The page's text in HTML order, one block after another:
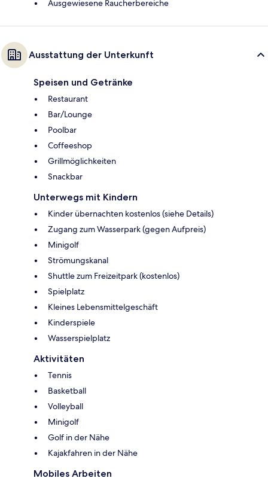
Ausgewiesene Raucherbereiche
Ausstattung der Unterkunft
Speisen und Getränke
Restaurant
Bar/Lounge
Poolbar
Coffeeshop
Grillmöglichkeiten
Snackbar
Unterwegs mit Kindern
Kinder übernachten kostenlos (siehe Details)
Zugang zum Wasserpark (gegen Aufpreis)
Minigolf
Strömungskanal
Shuttle zum Freizeitpark (kostenlos)
Spielplatz
Kleines Lebensmittelgeschäft
Kinderspiele
Wasserspielplatz
Aktivitäten
Tennis
Basketball
Volleyball
Minigolf
Golf in der Nähe
Kajakfahren in der Nähe
Mobiles Arbeiten